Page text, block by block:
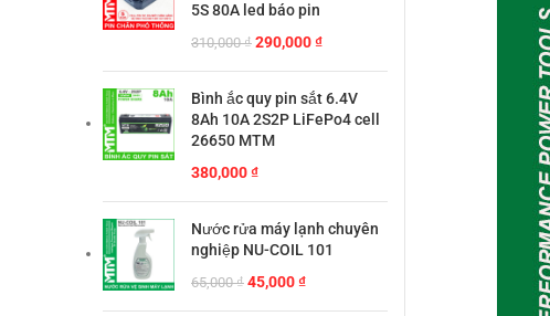
5S 80A led báo pin
310,000₫ Giá
310,000 ₫.
290,000₫Giá
tại
là:
Bình ắc quy pin sắt 6.4V
8Ah 10A 2S2P LiFePo4 cell
26650 MTM
380,000₫
Nước rửa máy lạnh chuyên
nghiệp NU-COIL 101
65,000₫ Giá
45,000₫Giá